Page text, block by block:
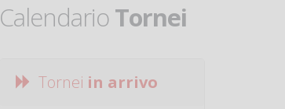
CalendarioTornei
Tornei in arrivo